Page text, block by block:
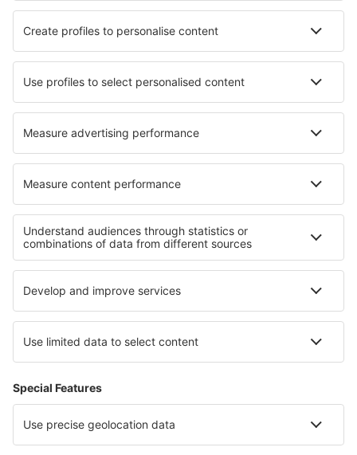
Hoteluri în Williston Hoteluri în Madera
Hoteluri în Bentota Hoteluri în Saint-Lambert
Hoteluri în Nikko Hoteluri în Ontario
Cele mai bune hoteluri - regiuni
Hoteluri in Golful Suez Hoteluri in Giza
Hoteluri in Guvernoratul Sharqia Hoteluri in Alexandria
Hoteluri in Luxor Hoteluri în Uruguay
Hoteluri in Provincia Madrid
Hoteluri in Kings Canyon National Park Hoteluri in Ñuble